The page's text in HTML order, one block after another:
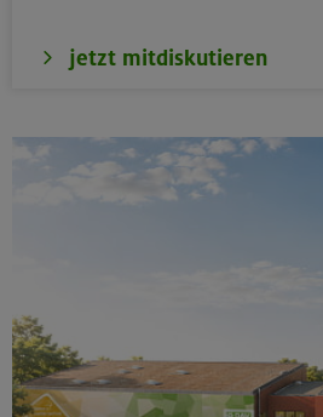
23.08.26
Seekarspitze 2053 m
jetzt mitdiskutieren